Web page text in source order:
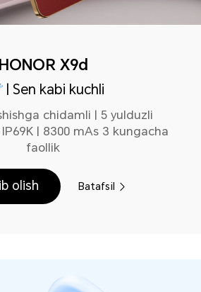
HONOR X9d
| Sen kabi kuchli
chidamli | 5 yulduzli
| 8300 mAs 3 kungacha
faollik
olish Batafsil